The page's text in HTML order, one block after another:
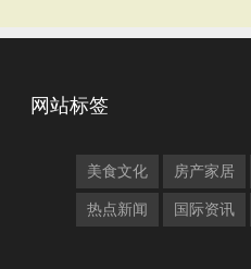
网站标签
美食文化 房产家居
热点新闻 国际资讯